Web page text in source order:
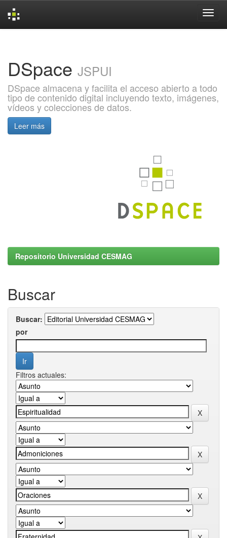
DSpace JSPUI
DSpace almacena y facilita el acceso abierto a todo
tipo de contenido digital incluyendo texto, imágenes,
vídeos y colecciones de datos.
Leer más
Repositorio Universidad CESMAG
Buscar
Buscar:
por
Filtros actuales: